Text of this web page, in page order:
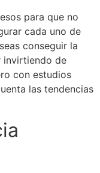
para que no
cada uno de
conseguir la
invirtiendo de
con estudios
las tendencias